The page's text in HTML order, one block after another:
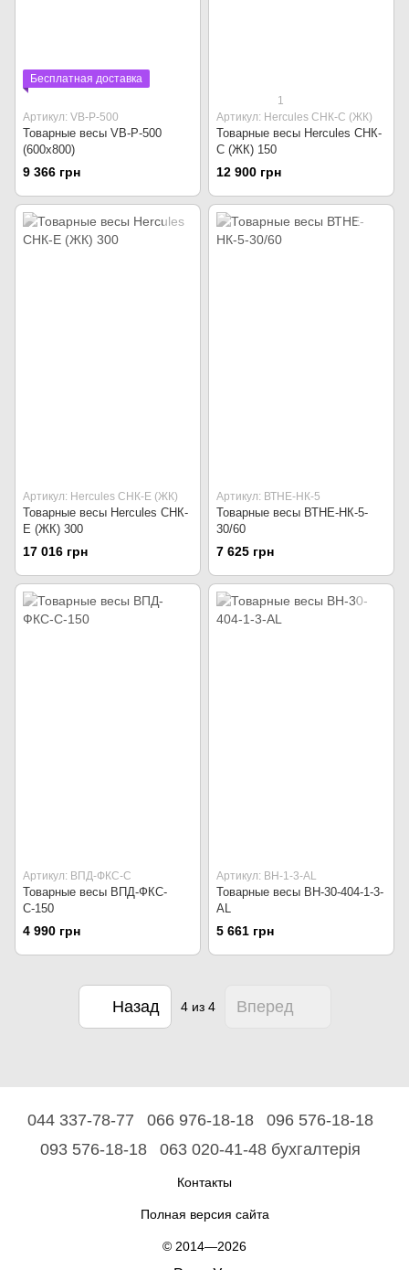
Бесплатная доставка
Артикул: VB-Р-500
Товарные весы VB-Р-500
(600x800)
9 366 грн
1
Артикул: Hercules СНК-С (ЖК)
Товарные весы Hercules СНК-
С (ЖК) 150
12 900 грн
Артикул: Hercules СНК-Е (ЖК)
Товарные весы Hercules СНК-
Е (ЖК) 300
17 016 грн
Артикул: ВТНЕ-НК-5
Товарные весы ВТНЕ-НК-5-
30/60
7 625 грн
Артикул: ВПД-ФКС-С
Товарные весы ВПД-ФКС-
С-150
4 990 грн
Артикул: ВН-1-3-AL
Товарные весы ВН-30-404-1-3-
AL
5 661 грн
Назад 4из 4 Вперед
044 337-78-77 066 976-18-18
096 576-18-18
093 576-18-18
063 020-41-48 бухгалтерія
Контакты
Полная версия сайта
© 2014—2026